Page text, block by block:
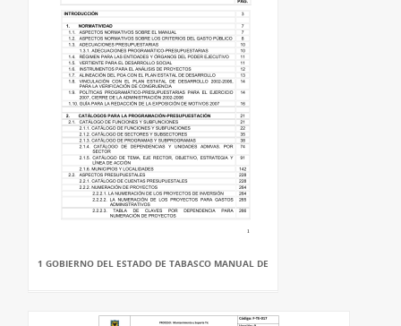
1 GOBIERNO DEL ESTADO DE TABASCO MANUAL DE